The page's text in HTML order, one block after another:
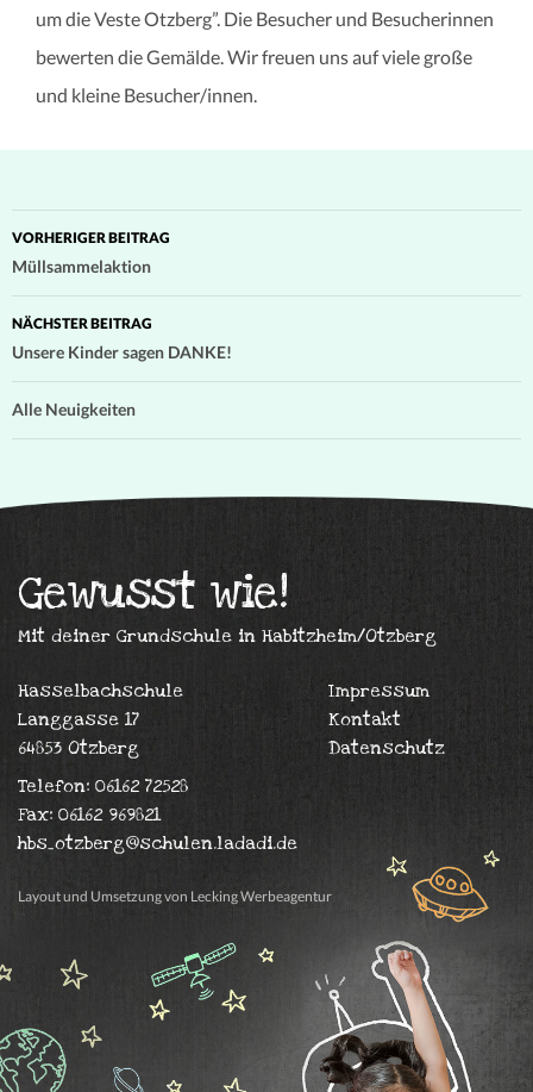
um die Veste Otzberg”. Die Besucher und Besucherinnen
bewerten die Gemälde. Wir freuen uns auf viele große
und kleine Besucher/innen.
Beitragsnavigation
VORHERIGER BEITRAG
Müllsammelaktion
NÄCHSTER BEITRAG
Unsere Kinder sagen DANKE!
Alle Neuigkeiten
Gewusst wie!
Mit deiner Grundschule in Habitzheim/Otzberg
Hasselbachschule
Langgasse 17
64853 Otzberg
Telefon: 06162 72528
Fax: 06162 969821
hbs_otzberg@schulen.ladadi.de
Impressum
Kontakt
Datenschutz
Layout und Umsetzung von Lecking Werbeagentur